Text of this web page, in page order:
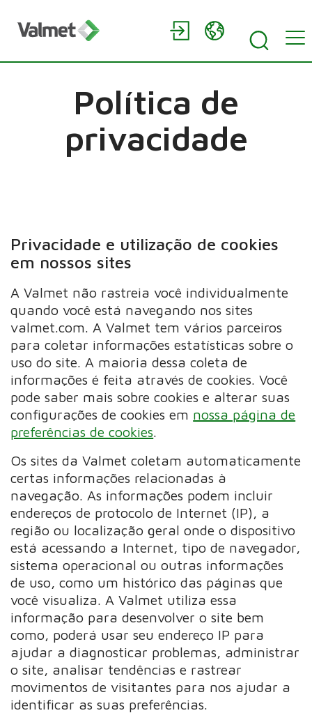
Política de
privacidade
Privacidade e utilização de cookies
em nossos sites
A Valmet não rastreia você individualmente
quando você está navegando nos sites
valmet.com. A Valmet tem vários parceiros
para coletar informações estatísticas sobre o
uso do site. A maioria dessa coleta de
informações é feita através de cookies. Você
pode saber mais sobre cookies e alterar suas
configurações de cookies em nossa página de
preferências de cookies.
Os sites da Valmet coletam automaticamente
certas informações relacionadas à
navegação. As informações podem incluir
endereços de protocolo de Internet (IP), a
região ou localização geral onde o dispositivo
está acessando a Internet, tipo de navegador,
sistema operacional ou outras informações
de uso, como um histórico das páginas que
você visualiza. A Valmet utiliza essa
informação para desenvolver o site bem
como, poderá usar seu endereço IP para
ajudar a diagnosticar problemas, administrar
o site, analisar tendências e rastrear
movimentos de visitantes para nos ajudar a
identificar as suas preferências.